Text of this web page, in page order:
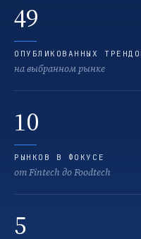
49
ОПУБЛИКОВАННЫХ
на выбранном рынке
10
РЫНКОВ В ФОКУСЕ
от Fintech до Foodtech
5